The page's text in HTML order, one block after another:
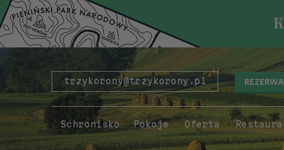
trzykorony@trzykorony.pl
Schronisko Pokoje Oferta